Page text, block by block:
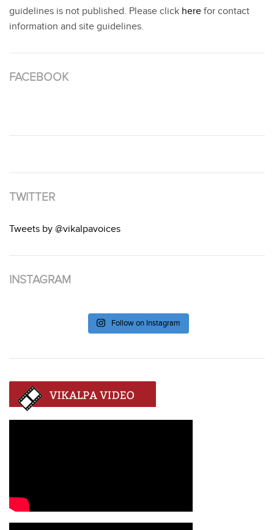
guidelines is not published. Please click here for contact
information and site guidelines.
FACEBOOK
TWITTER
Tweets by @vikalpavoices
INSTAGRAM
Follow on Instagram